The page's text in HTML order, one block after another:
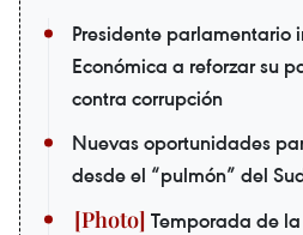
Presidente parlamentario
Económica a reforzar su
contra corrupción
Nuevas oportunidades
desde el “pulmón” del
Temporada de